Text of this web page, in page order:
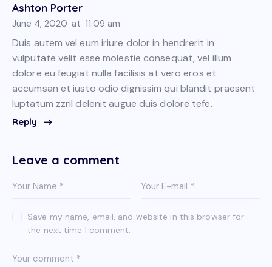
Ashton Porter
June 4, 2020 at 11:09 am
Duis autem vel eum iriure dolor in hendrerit in
vulputate velit esse molestie consequat, vel illum
dolore eu feugiat nulla facilisis at vero eros et
accumsan et iusto odio dignissim qui blandit praesent
luptatum zzril delenit augue duis dolore tefe.
Reply
Leave a comment
Save my name, email, and website in this browser for
the next time I comment.